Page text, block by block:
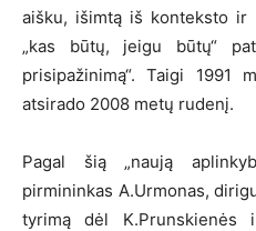
aišku, išimtą iš konteksto ir
„kas būtų, jeigu būtų“
prisipažinimą“. Taigi 1991
atsirado 2008 metų rudenį.
Pagal šią „naują
pirmininkas A.Urmonas,
tyrimą dėl